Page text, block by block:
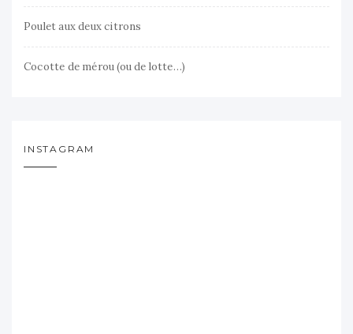
Poulet aux deux citrons
Cocotte de mérou (ou de lotte…)
INSTAGRAM